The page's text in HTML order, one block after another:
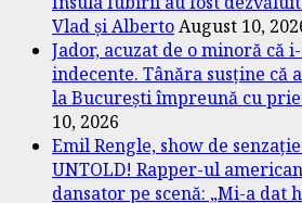
Vlad și AlbertoAugust 10,
Jador, acuzat de o minoră
indecente. Tânăra susține
la București împreună cu
10, 2026
Emil Rengle, show de
UNTOLD! Rapper-ul
dansator pe scenă: „Mi-a dat